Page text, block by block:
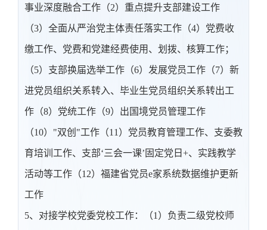
事业深度融合工作（2）重点提升支部建设工作
（3）全面从严治党主体责任落实工作（4）党费收
缴工作、党费和党建经费使用、划拨、核算工作；
（5）支部换届选举工作（6）发展党员工作（7）新
进党员组织关系转入、毕业生党员组织关系转出工
作（8）党统工作（9）出国境党员管理工作
（10）"双创"工作（11）党员教育管理工作、支委教
育培训工作、支部‘三会一课’固定党日+、实践教学
活动等工作（12）福建省党员e家系统数据维护更新
工作
5、对接学校党委党校工作：（1）负责二级党校师